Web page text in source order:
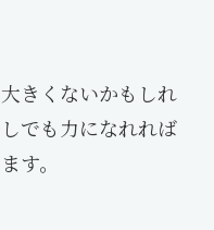
きくないかもしれ
でも力になれれば
す。